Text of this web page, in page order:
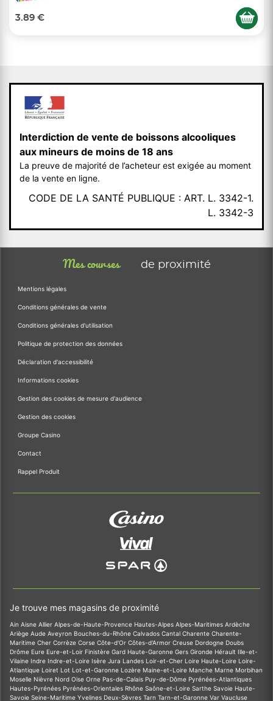
3.89 €
Interdiction de vente de boissons alcooliques
aux mineurs de moins de 18 ans
La preuve de majorité de l’acheteur est exigée au moment
de la vente en ligne.
CODE DE LA SANTÉ PUBLIQUE : ART. L. 3342-1.
L. 3342-3
Mes courses de proximité
Mentions légales
Conditions générales de vente
Conditions générales d'utilisation
Politique de protection des données
Déclaration d'accessibilité
Informations cookies
Gestion des cookies de mesure d'audience
Gestion des cookies
Groupe Casino
Contact
Rappel Produit
Je trouve mes magasins de proximité
Ain Aisne Allier Alpes-de-Haute-Provence Hautes-Alpes Alpes-Maritimes Ardèche
Ariège Aude Aveyron Bouches-du-Rhône Calvados Cantal Charente Charente-
Maritime Cher Corrèze Corse Côte-d'Or Côtes-d'Armor Creuse Dordogne Doubs
Drôme Eure Eure-et-Loir Finistère Gard Haute-Garonne Gers Gironde Hérault Ille-et-
Vilaine Indre Indre-et-Loire Isère Jura Landes Loir-et-Cher Loire Haute-Loire Loire-
Atlantique Loiret Lot Lot-et-Garonne Lozère Maine-et-Loire Manche Marne Morbihan
Moselle Nièvre Nord Oise Orne Pas-de-Calais Puy-de-Dôme Pyrénées-Atlantiques
Hautes-Pyrénées Pyrénées-Orientales Rhône Saône-et-Loire Sarthe Savoie Haute-
Savoie Seine-Maritime Yvelines Deux-Sèvres Tarn Tarn-et-Garonne Var Vaucluse